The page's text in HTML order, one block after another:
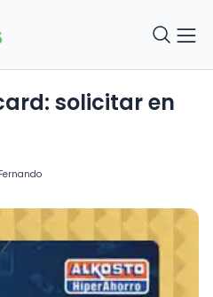
Fernando
solicitar en